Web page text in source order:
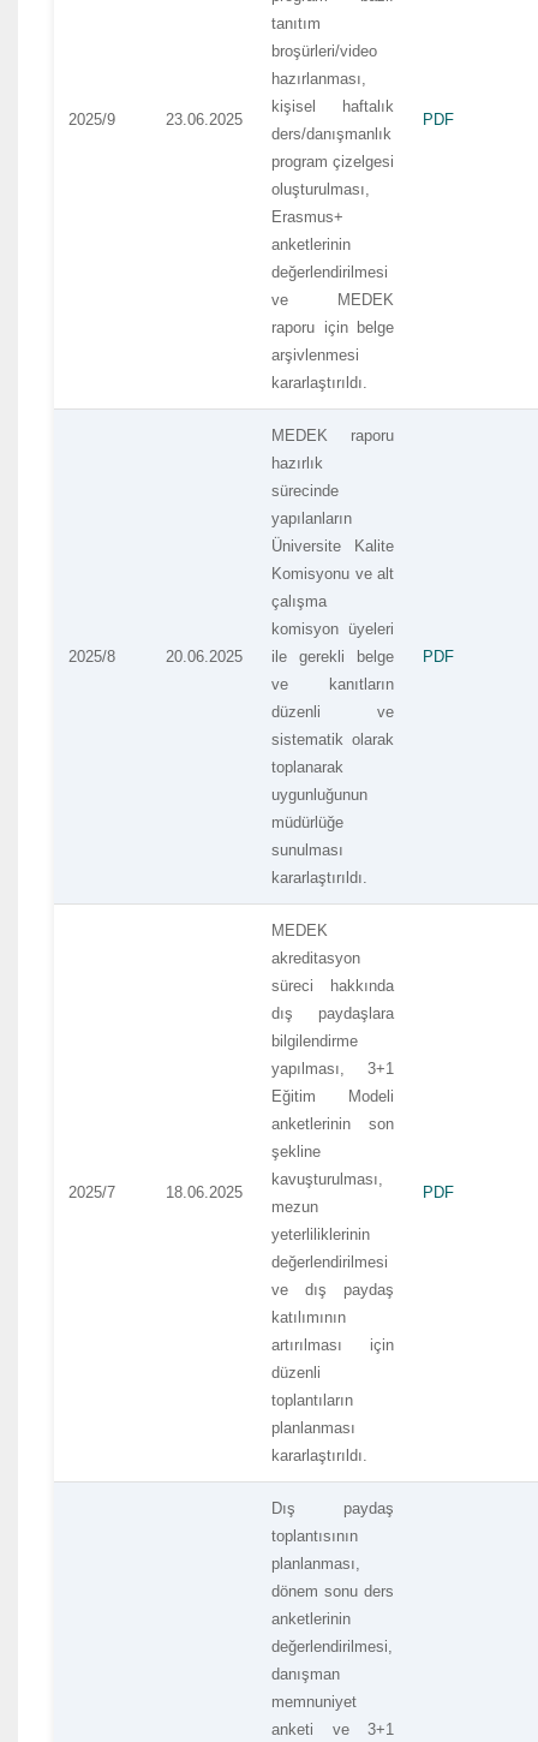
2025/9 23.06.2025
tanıtım
broşürleri/video
hazırlanması,
kişisel haftalık
ders/danışmanlık
program çizelgesi
oluşturulması,
Erasmus+
anketlerinin
değerlendirilmesi
ve MEDEK
raporu için belge
arşivlenmesi
kararlaştırıldı.
PDF
2025/8 20.06.2025
MEDEK raporu
hazırlık
sürecinde
yapılanların
Üniversite Kalite
Komisyonu ve alt
çalışma
komisyon üyeleri
ile gerekli belge
ve kanıtların
düzenli ve
sistematik olarak
toplanarak
uygunluğunun
müdürlüğe
sunulması
kararlaştırıldı.
PDF
2025/7 18.06.2025
MEDEK
akreditasyon
süreci hakkında
dış paydaşlara
bilgilendirme
yapılması, 3+1
Eğitim Modeli
anketlerinin son
şekline
kavuşturulması,
mezun
yeterliliklerinin
değerlendirilmesi
ve dış paydaş
katılımının
artırılması için
düzenli
toplantıların
planlanması
kararlaştırıldı.
PDF
Dış paydaş
toplantısının
planlanması,
dönem sonu ders
anketlerinin
değerlendirilmesi,
danışman
memnuniyet
anketi ve 3+1